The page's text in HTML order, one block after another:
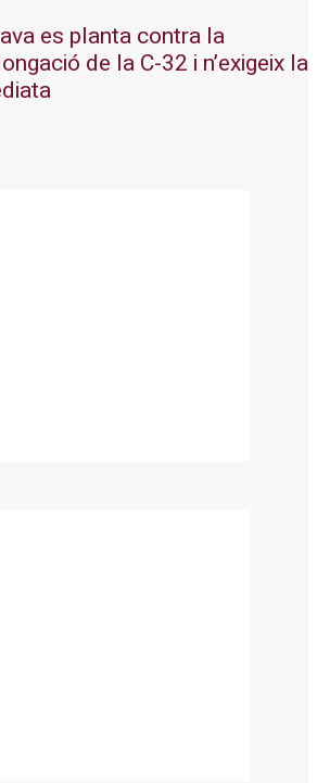
es planta contra la
de la C-32 i n’exigeix la